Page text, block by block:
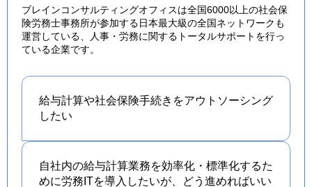
ブレインコンサルティングオフィスは全国6000以上の社会保
険労務士事務所が参加する日本最大級の全国ネットワークも
運営している、人事・労務に関するトータルサポートを行っ
ている企業です。
給与計算や社会保険手続きをアウトソーシング
したい
自社内の給与計算業務を効率化・標準化するた
めに労務ITを導入したいが、どう進めればいい